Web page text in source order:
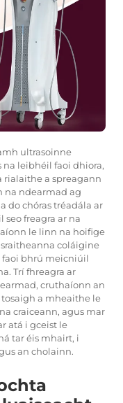
ultrasoinne
leibhéil faoi dhiora,
rialaithe a spreagann
na ndearmad ag
do chóras tréadála ar
freagra ar na
le linn na hoifige
coláigine
faoi bhrú meicniúil
Trí fhreagra ar
cruthaíonn an
a mheaithe le
craiceann, agus mar
atá i gceist le
tar éis mhairt, i
an cholainn.